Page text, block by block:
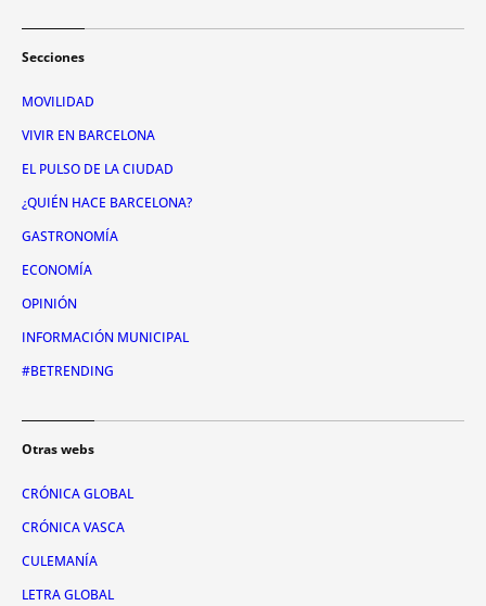
Secciones
MOVILIDAD
VIVIR EN BARCELONA
EL PULSO DE LA CIUDAD
¿QUIÉN HACE BARCELONA?
GASTRONOMÍA
ECONOMÍA
OPINIÓN
INFORMACIÓN MUNICIPAL
#BETRENDING
Otras webs
CRÓNICA GLOBAL
CRÓNICA VASCA
CULEMANÍA
LETRA GLOBAL